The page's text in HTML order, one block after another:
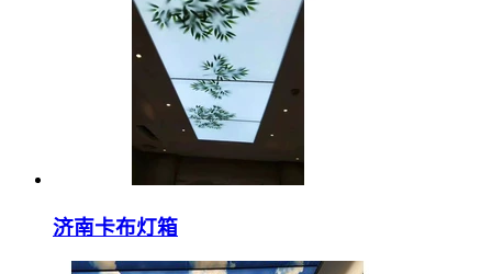
济南卡布灯箱